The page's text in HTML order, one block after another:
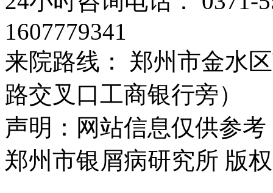
1607779341
来院路线： 郑州市金水
路交叉口工商银行旁）
声明：网站信息仅供参
郑州市银屑病研究所 版